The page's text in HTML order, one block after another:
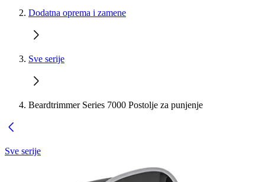
Dodatna oprema i zamene
Sve serije
Beardtrimmer Series 7000 Postolje za punjenje
Sve serije